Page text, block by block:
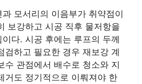
모서리의 이음부가 취약점이
보강하고 시공 직후 물저항을
다. 시공 후에는 루프의 두께
검하고 필요한 경우 재보강 계
수 관점에서 배수로 청소와 지
거도 정기적으로 이뤄져야 한